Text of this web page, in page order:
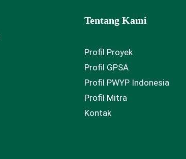
Tentang Kami
Profil Proyek
Profil GPSA
Profil PWYP Indonesia
Profil Mitra
Kontak